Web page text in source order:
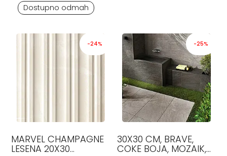
Dostupno odmah
-24%
MARVEL CHAMPAGNE
LESENA 20X30
-25%
30X30 CM, BRAVE,
COKE BOJA, MOZAIK,